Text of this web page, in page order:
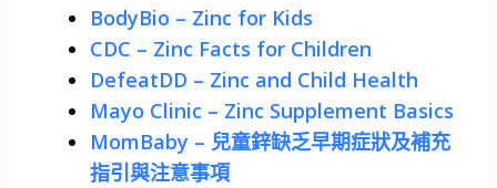
BodyBio – Zinc for Kids
CDC – Zinc Facts for Children
DefeatDD – Zinc and Child Health
Mayo Clinic – Zinc Supplement Basics
MomBaby – 兒童鋅缺乏早期症狀及補充
指引與注意事項